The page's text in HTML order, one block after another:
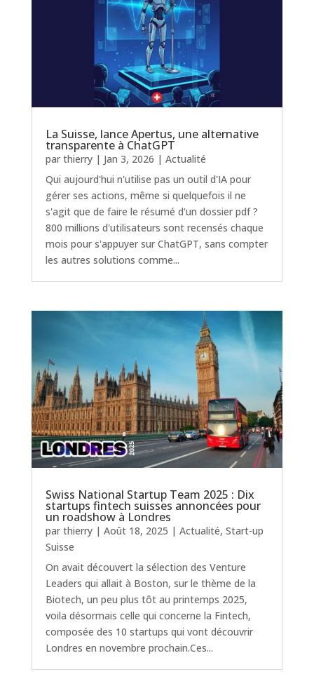
La Suisse, lance Apertus, une alternative
transparente à ChatGPT
par thierry| Jan 3, 2026 | Actualité
Qui aujourd'hui n'utilise pas un outil d'IA pour
gérer ses actions, même si quelquefois il ne
s'agit que de faire le résumé d'un dossier pdf ?
800 millions d'utilisateurs sont recensés chaque
mois pour s'appuyer sur ChatGPT, sans compter
les autres solutions comme...
Swiss National Startup Team 2025 : Dix
startups fintech suisses annoncées pour
un roadshow à Londres
par thierry| Août 18, 2025 | Actualité, Start-up
Suisse
On avait découvert la sélection des Venture
Leaders qui allait à Boston, sur le thème de la
Biotech, un peu plus tôt au printemps 2025,
voila désormais celle qui concerne la Fintech,
composée des 10 startups qui vont découvrir
Londres en novembre prochain.Ces...